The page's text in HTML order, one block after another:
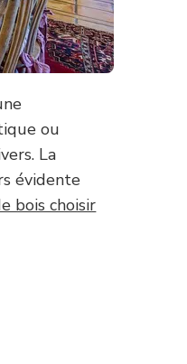
ou
La
évidente
bois choisir